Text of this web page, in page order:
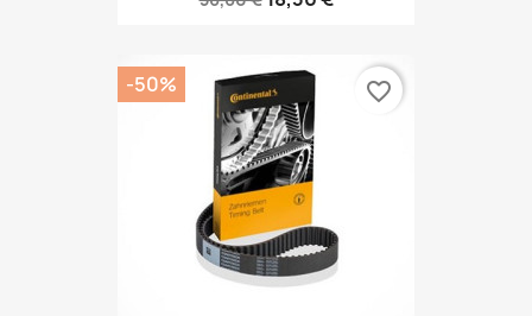
-50% favorite_border